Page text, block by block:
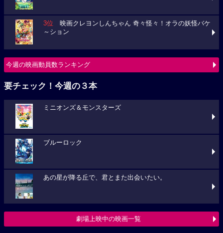
3位 映画クレヨンしんちゃん 奇々怪々！オラの妖怪バケ
～ション
今週の映画動員数ランキング
要チェック！今週の３本
ミニオンズ＆モンスターズ
ブルーロック
あの星が降る丘で、君とまた出会いたい。
劇場上映中の映画一覧